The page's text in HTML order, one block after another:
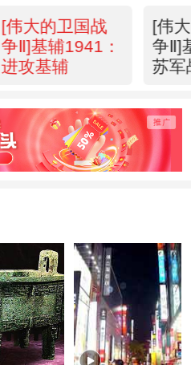
[伟大的卫国战
争Ⅱ]基辅1941：
进攻基辅
[伟
争Ⅱ]
苏军